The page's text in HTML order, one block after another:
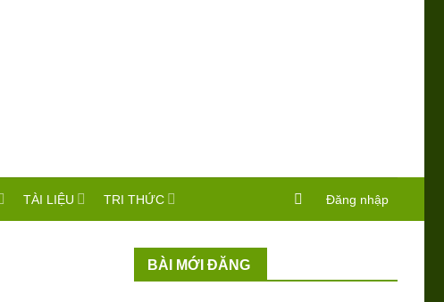
TÀI LIỆU TRI THỨC Đăng nhập
BÀI MỚI ĐĂNG